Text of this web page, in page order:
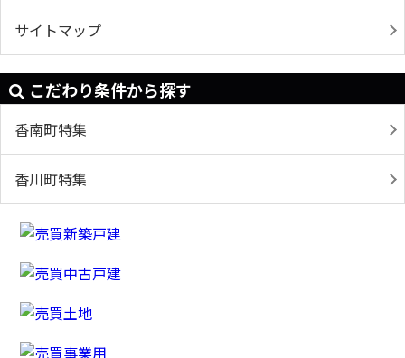
サイトマップ
こだわり条件から探す
香南町特集
香川町特集